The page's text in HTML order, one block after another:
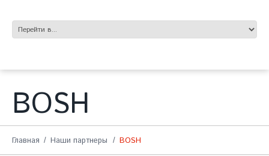
BOSH
Главная Наши партнеры BOSH